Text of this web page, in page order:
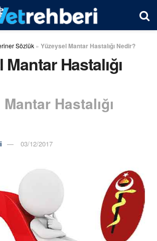
Sözlük » Yüzeysel Mantar Hastalığı Nedir?
Hastalığı
Hastalığı
03/12/2017